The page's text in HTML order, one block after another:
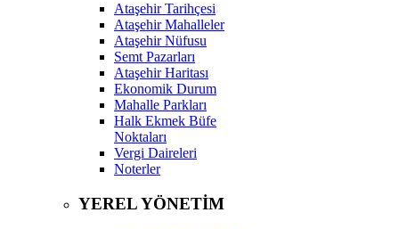
Ataşehir Tarihçesi
Ataşehir Mahalleler
Ataşehir Nüfusu
Semt Pazarları
Ataşehir Haritası
Ekonomik Durum
Mahalle Parkları
Halk Ekmek Büfe
Noktaları
Vergi Daireleri
Noterler
YEREL YÖNETİM